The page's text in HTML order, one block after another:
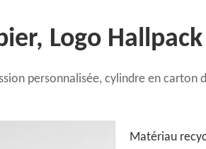
Logo Hallpack
personnalisée, cylindre en carton
Matériau